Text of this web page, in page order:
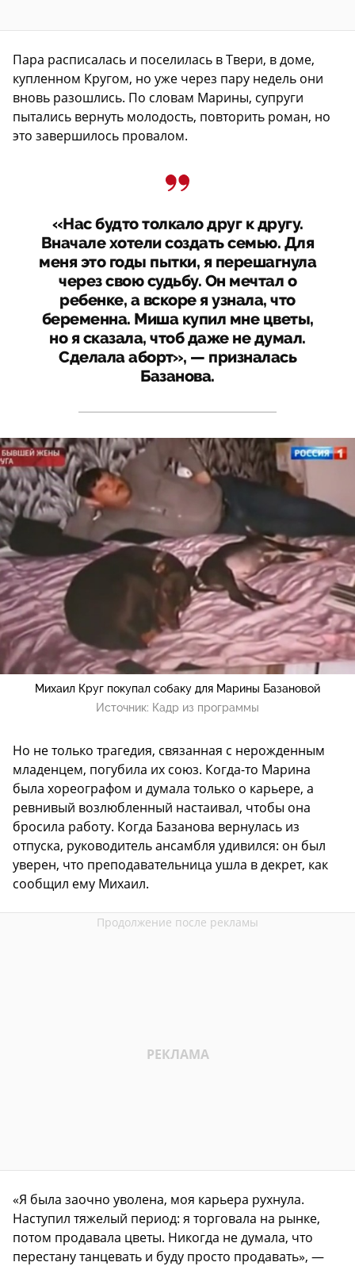
Пара расписалась и поселилась в Твери, в доме,
купленном Кругом, но уже через пару недель они
вновь разошлись. По словам Марины, супруги
пытались вернуть молодость, повторить роман, но
это завершилось провалом.
«Нас будто толкало друг к другу.
Вначале хотели создать семью. Для
меня это годы пытки, я перешагнула
через свою судьбу. Он мечтал о
ребенке, а вскоре я узнала, что
беременна. Миша купил мне цветы,
но я сказала, чтоб даже не думал.
Сделала аборт», — призналась
Базанова.
Михаил Круг покупал собаку для Марины Базановой
Источник: Кадр из программы
Но не только трагедия, связанная с нерожденным
младенцем, погубила их союз. Когда-то Марина
была хореографом и думала только о карьере, а
ревнивый возлюбленный настаивал, чтобы она
бросила работу. Когда Базанова вернулась из
отпуска, руководитель ансамбля удивился: он был
уверен, что преподавательница ушла в декрет, как
сообщил ему Михаил.
«Я была заочно уволена, моя карьера рухнула.
Наступил тяжелый период: я торговала на рынке,
потом продавала цветы. Никогда не думала, что
перестану танцевать и буду просто продавать», —